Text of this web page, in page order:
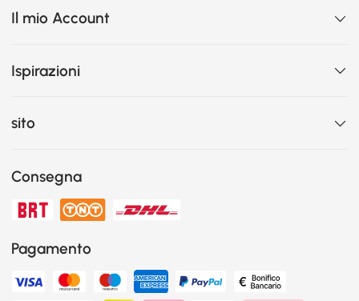
Il mio Account
Ispirazioni
sito
Consegna
Pagamento